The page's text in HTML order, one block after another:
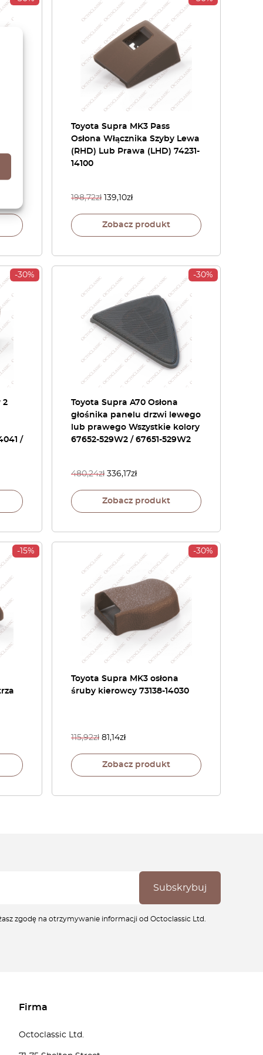
/
Toyota Supra MK3 Pass
Osłona Włącznika Szyby Lewa
(RHD) Lub Prawa (LHD) 74231-
14100
198,72zł 139,10zł
Zobacz produkt
-30%
2
/
-30%
Toyota Supra A70 Osłona
głośnika panelu drzwi lewego
lub prawego Wszystkie kolory
67652-529W2 / 67651-529W2
480,24zł 336,17zł
Zobacz produkt
-15% -30%
Toyota Supra MK3 osłona
śruby kierowcy 73138-14030
115,92zł 81,14zł
Zobacz produkt
zgodę na otrzymywanie informacji od Octoclassic Ltd.
Firma
Octoclassic Ltd.